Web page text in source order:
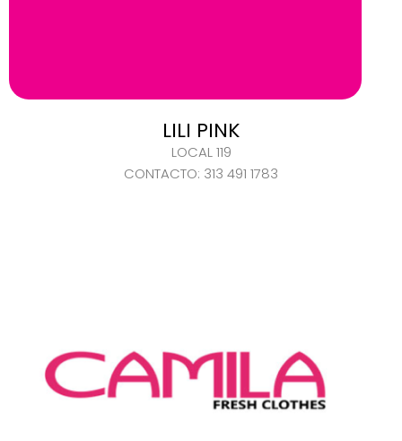
LILI PINK
LOCAL 119
CONTACTO: 313 491 1783